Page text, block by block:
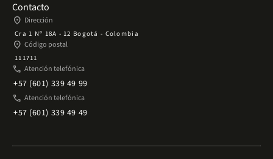
Contacto
place Dirección
Cra 1 Nº 18A - 12 Bogotá - Colombia
place Código postal
111711
phone Atención telefónica
+57 (601) 339 49 99
phone Atención telefónica
+57 (601) 339 49 49